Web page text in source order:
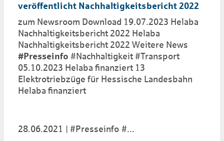
veröffentlicht Nachhaltigkeitsbericht 2022
zum Newsroom Download 19.07.2023 Helaba
Nachhaltigkeitsbericht 2022 Helaba
Nachhaltigkeitsbericht 2022 Weitere News
#Presseinfo #Nachhaltigkeit #Transport
05.10.2023 Helaba finanziert 13
Elektrotriebzüge für Hessische Landesbahn
Helaba finanziert
28.06.2021 #Presseinfo ...